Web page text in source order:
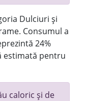
Dulciuri și
Consumul a
24%
estimată pentru
caloric și de